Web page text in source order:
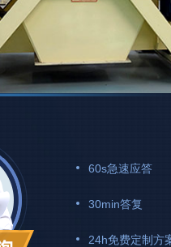
60s急速应答
30min答复
24h免费定制方